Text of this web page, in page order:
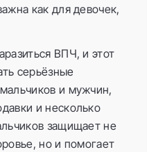
как для девочек,
ВПЧ, и этот
серьёзные
и мужчин,
и несколько
защищает не
но и помогает